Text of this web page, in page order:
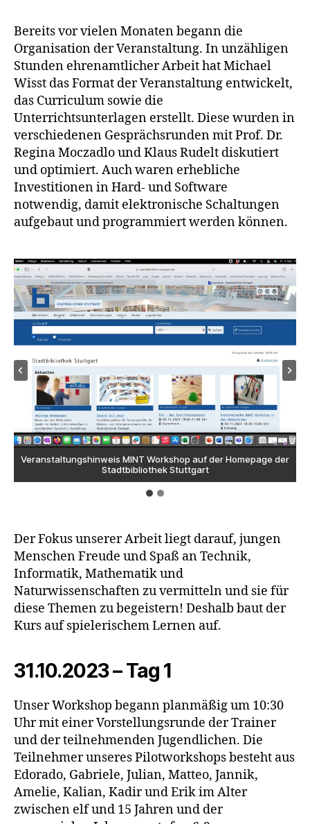
Bereits vor vielen Monaten begann die
Organisation der Veranstaltung. In unzähligen
Stunden ehrenamtlicher Arbeit hat Michael
Wisst das Format der Veranstaltung entwickelt,
das Curriculum sowie die
Unterrichtsunterlagen erstellt. Diese wurden in
verschiedenen Gesprächsrunden mit Prof. Dr.
Regina Moczadlo und Klaus Rudelt diskutiert
und optimiert. Auch waren erhebliche
Investitionen in Hard- und Software
notwendig, damit elektronische Schaltungen
aufgebaut und programmiert werden können.
Veranstaltungshinweis MINT Workshop auf der Homepage der
Stadtbibliothek Stuttgart
Veranstaltungshinweis Detail auf unseren MINT Workshop auf
www.stadtbibliothek-stuttgart.de
Der Fokus unserer Arbeit liegt darauf, jungen
Menschen Freude und Spaß an Technik,
Informatik, Mathematik und
Naturwissenschaften zu vermitteln und sie für
diese Themen zu begeistern! Deshalb baut der
Kurs auf spielerischem Lernen auf.
31.10.2023 – Tag 1
Unser Workshop begann planmäßig um 10:30
Uhr mit einer Vorstellungsrunde der Trainer
und der teilnehmenden Jugendlichen. Die
Teilnehmer unseres Pilotworkshops besteht aus
Edorado, Gabriele, Julian, Matteo, Jannik,
Amelie, Kalian, Kadir und Erik im Alter
zwischen elf und 15 Jahren und der